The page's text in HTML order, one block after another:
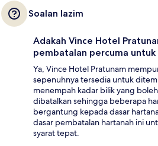
Soalan lazim
Adakah Vince Hotel
pembatalan percuma
Ya, Vince Hotel Pratunam
sepenuhnya tersedia untuk
menempah kadar bilik yang
dibatalkan sehingga beberapa
bergantung kepada dasar
dasar pembatalan hartanah ini
syarat tepat.